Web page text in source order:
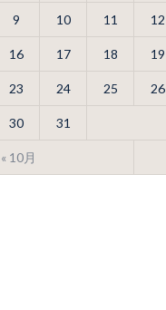
« 10月
9 10 11 12
16 17 18 19
23 24 25 26
30 31